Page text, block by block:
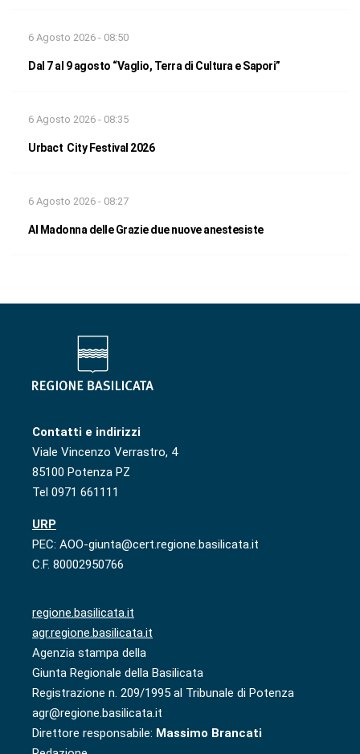
6 Agosto 2026 - 08:50
Dal 7 al 9 agosto “Vaglio, Terra di Cultura e Sapori”
6 Agosto 2026 - 08:35
Urbact City Festival 2026
6 Agosto 2026 - 08:27
Al Madonna delle Grazie due nuove anestesiste
Contatti e indirizzi
Viale Vincenzo Verrastro, 4
85100 Potenza PZ
Tel 0971 661111
URP
PEC: AOO-giunta@cert.regione.basilicata.it
C.F. 80002950766
regione.basilicata.it
agr.regione.basilicata.it
Agenzia stampa della
Giunta Regionale della Basilicata
Registrazione n. 209/1995 al Tribunale di Potenza
agr@regione.basilicata.it
Direttore responsabile: Massimo Brancati